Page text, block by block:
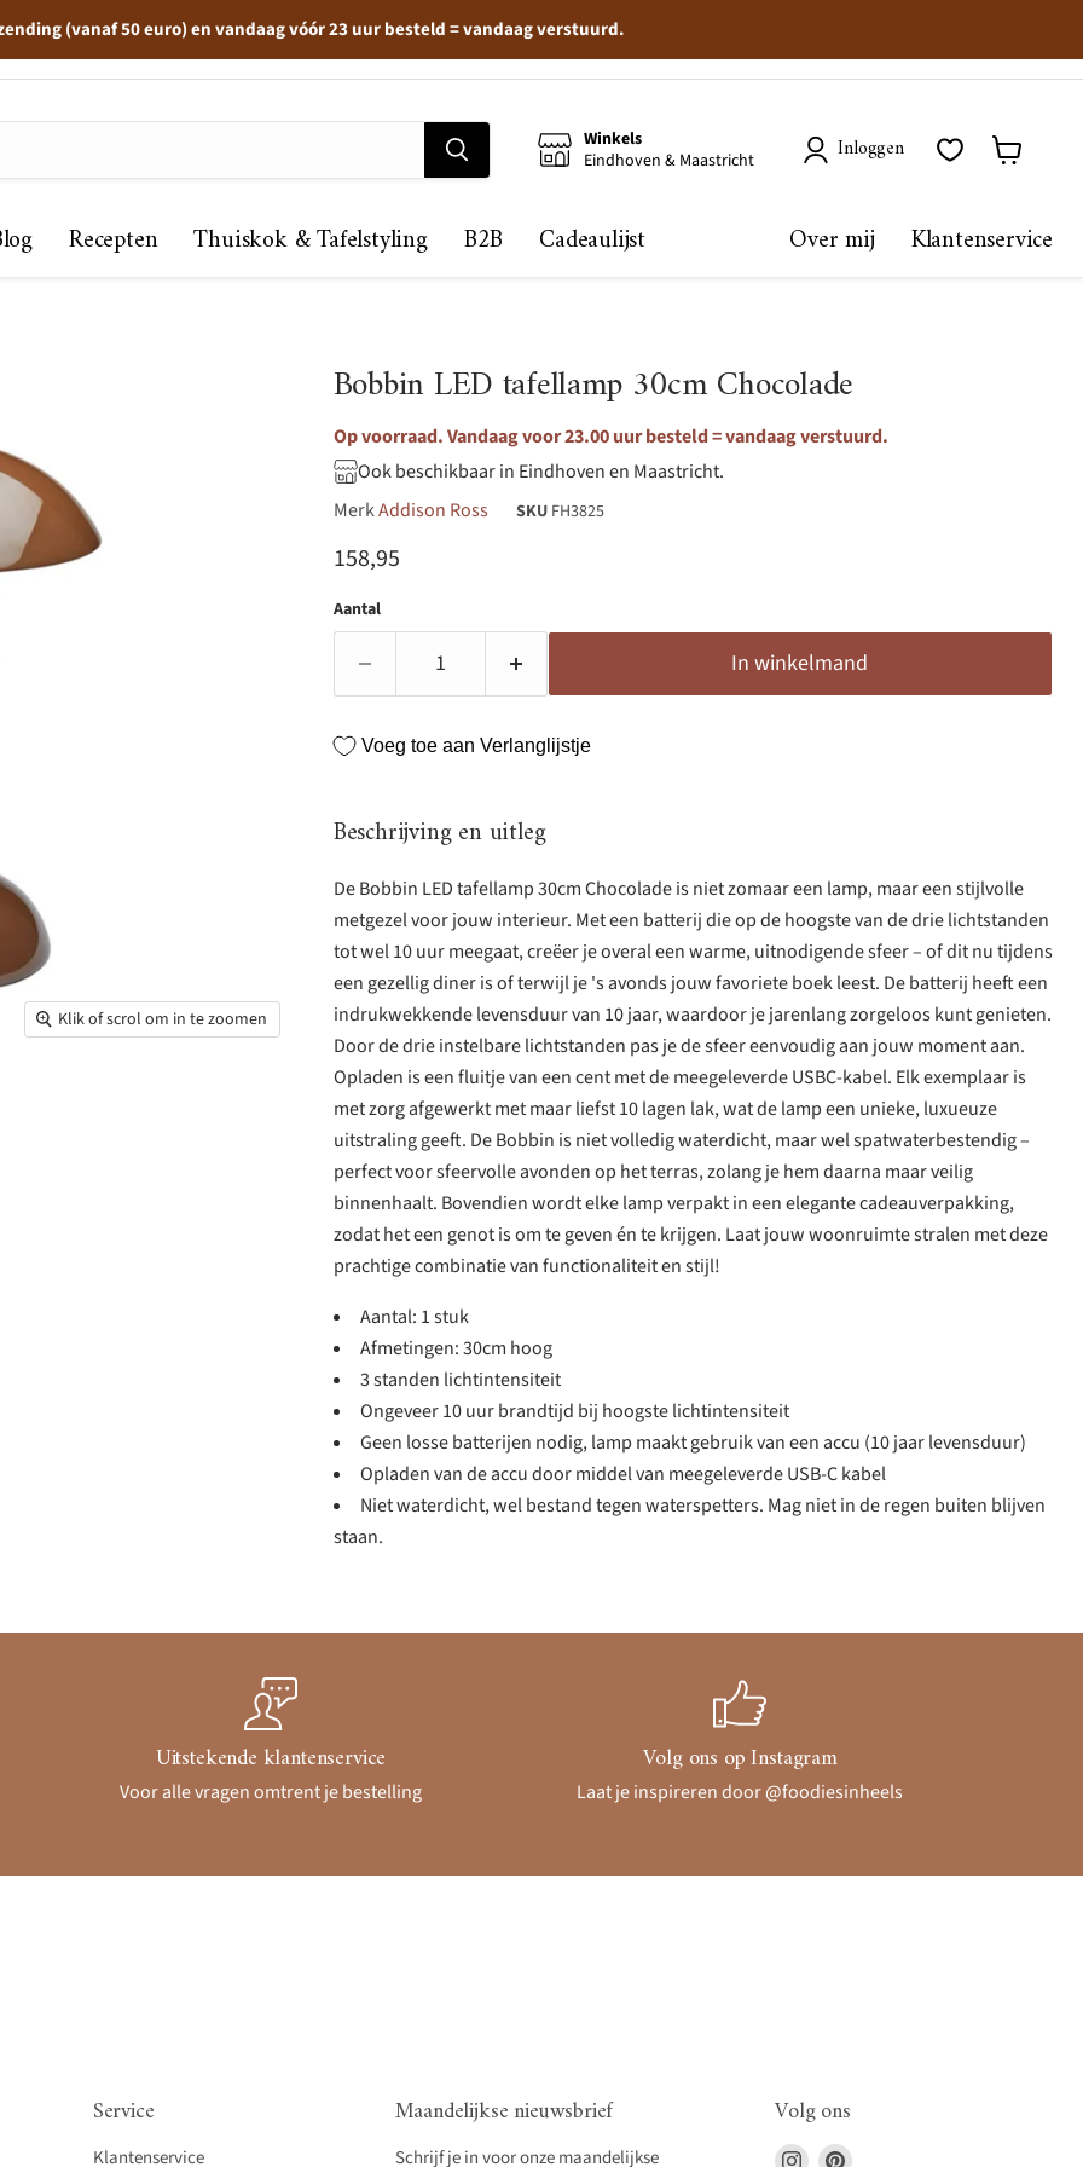
(vanaf 50 euro) en vandaag vóór 23 uur besteld = vandaag verstuurd.
Winkels
Eindhoven & Maastricht
Inloggen
Recepten Thuiskok & Tafelstyling B2B Cadeaulijst Over mij Klantenservice
Klik of scrol om in te zoomen
Bobbin LED tafellamp 30cm Chocolade
Op voorraad. Vandaag voor 23.00 uur besteld = vandaag verstuurd.
Ook beschikbaar in Eindhoven en Maastricht.
MerkAddison Ross SKU FH3825
Huidige prijs
158,95
Aantal
In winkelmand
Voeg toe aan Verlanglijstje
Beschrijving en uitleg
De Bobbin LED tafellamp 30cm Chocolade is niet zomaar een lamp, maar een stijlvolle
metgezel voor jouw interieur. Met een batterij die op de hoogste van de drie lichtstanden
tot wel 10 uur meegaat, creëer je overal een warme, uitnodigende sfeer – of dit nu tijdens
een gezellig diner is of terwijl je 's avonds jouw favoriete boek leest. De batterij heeft een
indrukwekkende levensduur van 10 jaar, waardoor je jarenlang zorgeloos kunt genieten.
Door de drie instelbare lichtstanden pas je de sfeer eenvoudig aan jouw moment aan.
Opladen is een fluitje van een cent met de meegeleverde USBC-kabel. Elk exemplaar is
met zorg afgewerkt met maar liefst 10 lagen lak, wat de lamp een unieke, luxueuze
uitstraling geeft. De Bobbin is niet volledig waterdicht, maar wel spatwaterbestendig –
perfect voor sfeervolle avonden op het terras, zolang je hem daarna maar veilig
binnenhaalt. Bovendien wordt elke lamp verpakt in een elegante cadeauverpakking,
zodat het een genot is om te geven én te krijgen. Laat jouw woonruimte stralen met deze
prachtige combinatie van functionaliteit en stijl!
Aantal: 1 stuk
Afmetingen: 30cm hoog
3 standen lichtintensiteit
Ongeveer 10 uur brandtijd bij hoogste lichtintensiteit
Geen losse batterijen nodig, lamp maakt gebruik van een accu (10 jaar levensduur)
Opladen van de accu door middel van meegeleverde USB-C kabel
Niet waterdicht, wel bestand tegen waterspetters. Mag niet in de regen buiten blijven
staan.
Uitstekende klantenservice
Voor alle vragen omtrent je bestelling
Volg ons op Instagram
Laat je inspireren door @foodiesinheels
Service
Klantenservice
Maandelijkse nieuwsbrief
Schrijf je in voor onze maandelijkse
Volg ons
Vind Vind